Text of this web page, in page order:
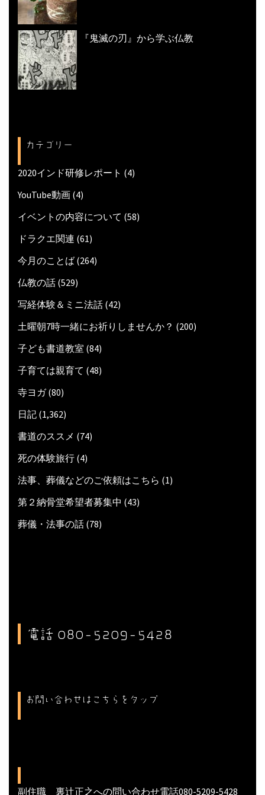
『鬼滅の刃』から学ぶ仏教
カテゴリー
2020インド研修レポート (4)
YouTube動画 (4)
イベントの内容について (58)
ドラクエ関連 (61)
今月のことば (264)
仏教の話 (529)
写経体験＆ミニ法話 (42)
土曜朝7時一緒にお祈りしませんか？ (200)
子ども書道教室 (84)
子育ては親育て (48)
寺ヨガ(80)
日記 (1,362)
書道のススメ (74)
死の体験旅行 (4)
法事、葬儀などのご依頼はこちら (1)
第２納骨堂希望者募集中 (43)
葬儀・法事の話 (78)
電話 080-5209-5428
お問い合わせはこちらをタップ
副住職 裏辻正之への問い合わせ電話080-5209-5428